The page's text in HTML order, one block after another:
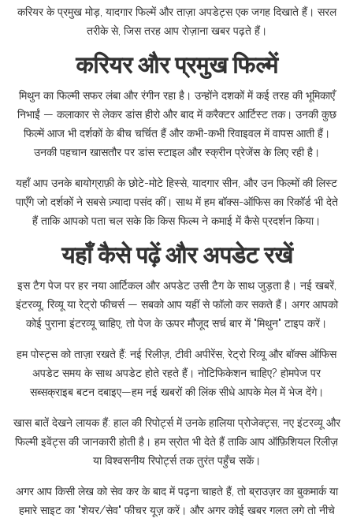
करियर के प्रमुख मोड़, यादगार फिल्में और ताज़ा अपडेट्स एक जगह दिखाते हैं। सरल
तरीके से, जिस तरह आप रोज़ाना खबर पढ़ते हैं।
करियर और प्रमुख फिल्में
मिथुन का फिल्मी सफर लंबा और रंगीन रहा है। उन्होंने दशकों में कई तरह की भूमिकाएँ
निभाईं — कलाकार से लेकर डांस हीरो और बाद में करैक्टर आर्टिस्ट तक। उनकी कुछ
फिल्में आज भी दर्शकों के बीच चर्चित हैं और कभी-कभी रिवाइवल में वापस आती हैं।
उनकी पहचान खासतौर पर डांस स्टाइल और स्क्रीन प्रेजेंस के लिए रही है।
यहाँ आप उनके बायोग्राफ़ी के छोटे-मोटे हिस्से, यादगार सीन, और उन फिल्मों की लिस्ट
पाएँगे जो दर्शकों ने सबसे ज़्यादा पसंद कीं। साथ में हम बॉक्स-ऑफिस का रिकॉर्ड भी देते
हैं ताकि आपको पता चल सके कि किस फिल्म ने कमाई में कैसे प्रदर्शन किया।
यहाँ कैसे पढ़ें और अपडेट रखें
इस टैग पेज पर हर नया आर्टिकल और अपडेट उसी टैग के साथ जुड़ता है। नई खबरें,
इंटरव्यू, रिव्यू या रेट्रो फीचर्स — सबको आप यहीं से फॉलो कर सकते हैं। अगर आपको
कोई पुराना इंटरव्यू चाहिए, तो पेज के ऊपर मौजूद सर्च बार में "मिथुन" टाइप करें।
हम पोस्ट्स को ताज़ा रखते हैं: नई रिलीज़, टीवी अपीरेंस, रेट्रो रिव्यू और बॉक्स ऑफिस
अपडेट समय के साथ अपडेट होते रहते हैं। नोटिफिकेशन चाहिए? होमपेज पर
सब्सक्राइब बटन दबाइए—हम नई खबरों की लिंक सीधे आपके मेल में भेज देंगे।
खास बातें देखने लायक हैं: हाल की रिपोर्ट्स में उनके हालिया प्रोजेक्ट्स, नए इंटरव्यू और
फिल्मी इवेंट्स की जानकारी होती है। हम स्रोत भी देते हैं ताकि आप ऑफ़िशियल रिलीज़
या विश्वसनीय रिपोर्ट्स तक तुरंत पहुँच सकें।
अगर आप किसी लेख को सेव कर के बाद में पढ़ना चाहते हैं, तो ब्राउज़र का बुकमार्क या
हमारे साइट का "शेयर/सेव" फीचर यूज़ करें। और अगर कोई खबर गलत लगे तो नीचे